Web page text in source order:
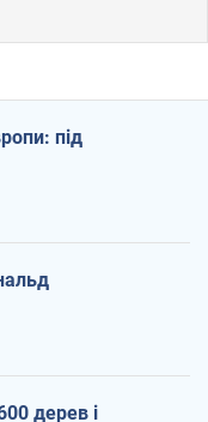
під
дерев і